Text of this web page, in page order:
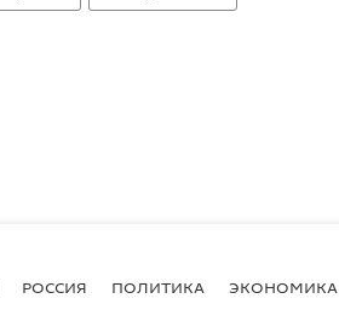
РОССИЯ ПОЛИТИКА ЭКОНОМИКА